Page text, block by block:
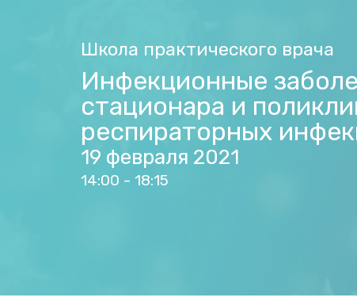
Школа практического врача
Инфекционные
стационара и
респираторных
19 февраля 2021
14:00 - 18:15